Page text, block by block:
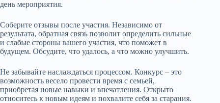
день мероприятия.
Соберите отзывы после участия. Независимо от
результата, обратная связь позволит определить сильные
и слабые стороны вашего участия, что поможет в
будущем. Обсудите, что удалось, а что можно улучшить.
Не забывайте наслаждаться процессом. Конкурс – это
возможность весело провести время с семьей,
приобретая новые навыки и впечатления. Открыто
относитесь к новым идеям и похвалите себя за старания.